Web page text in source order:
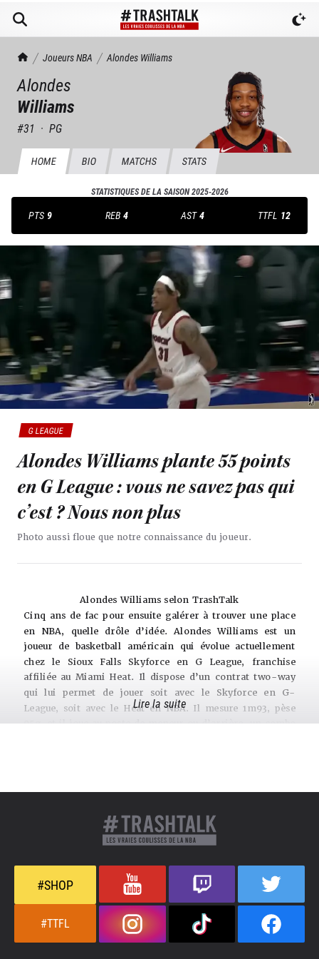
TrashTalk Actu NBA
Joueurs NBA Alondes Williams
Alondes
Williams
#31 · PG
HOME BIO MATCHS STATS
STATISTIQUES DE LA SAISON2025-2026
PTS 9 REB 4 AST 4 TTFL 12
G LEAGUE
Alondes Williams plante 55 points
en G League : vous ne savez pas qui
c’est ? Nous non plus
Photo aussi floue que notre connaissance du joueur.
Alondes Williams selon TrashTalk
Cinq ans de fac pour ensuite galérer à trouver une place
en NBA, quelle drôle d’idée. Alondes Williams est un
joueur de basketball américain qui évolue actuellement
chez le Sioux Falls Skyforce en G League, franchise
affiliée au Miami Heat. Il dispose d’un contrat two-way
qui lui permet de jouer soit avec le Skyforce en G-
League, soit avec le Heat en NBA. Il mesure 1m93, pèse
95g, et il joue au poste de meneur ou d’arrière, un combo
Le parcours original d’Alondes Williams à la fac
Si les franchises NBA ne se sont pas battues pour mettre
la main sur Alondes Williams malgré des qualités
qu’à l’heure où les universitaires quittent la fac après
seulement une année ou deux, Alondes a pris son temps
et s’est donc présenté à la Draft bien plus âgé que ses
potes de spring break. 23 ans au moment de rejoindre la
NBA, ça commence à faire beaucoup. Cela s’explique par
Lire la suite
#SHOP
#TTFL